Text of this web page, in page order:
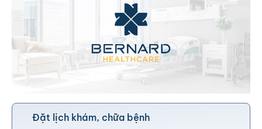
Đặt lịch khám, chữa bệnh